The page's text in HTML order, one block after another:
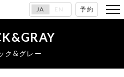
JA EN 予約
ク&グレー